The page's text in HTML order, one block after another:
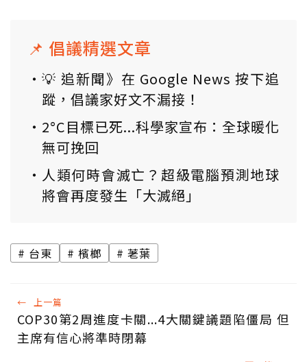
📌 倡議精選文章
💡 追新聞》在 Google News 按下追
蹤，倡議家好文不漏接！
2°C目標已死...科學家宣布：全球暖化
無可挽回
人類何時會滅亡？超級電腦預測地球
將會再度發生「大滅絕」
台東 檳榔 荖葉
← 上一篇
COP30第2周進度卡關...4大關鍵議題陷僵局 但
主席有信心將準時閉幕